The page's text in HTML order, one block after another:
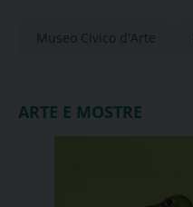
Museo Civico d'Arte
ARTE E MOSTRE